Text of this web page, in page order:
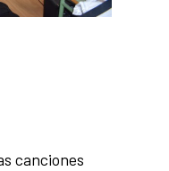
canciones